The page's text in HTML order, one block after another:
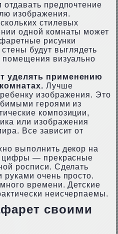
предпочтение
изображения.
стилевых
одной комнаты может
рисунки
будут выглядеть
помещения визуально
уделять применению
Лучше
изображения. Это
героями из
композиции,
или изображения
Все зависит от
выполнить декор на
цифры — прекрасные
росписи. Сделать
очень просто.
времени. Детские
неисчерпаемы.
своими